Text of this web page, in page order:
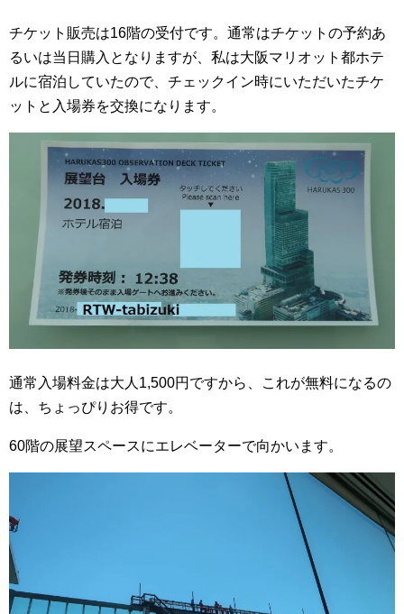
チケット販売は16階の受付です。通常はチケットの予約あ
るいは当日購入となりますが、私は大阪マリオット都ホテ
ルに宿泊していたので、チェックイン時にいただいたチケ
ットと入場券を交換になります。
通常入場料金は大人1,500円ですから、これが無料になるの
は、ちょっぴりお得です。
60階の展望スペースにエレベーターで向かいます。